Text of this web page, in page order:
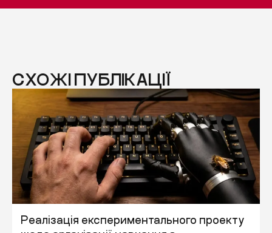
СХОЖІ ПУБЛІКАЦІЇ
Реалізація експериментального проекту